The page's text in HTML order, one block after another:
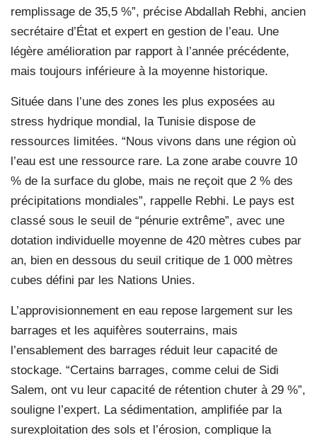
remplissage de 35,5 %”, précise Abdallah Rebhi, ancien
secrétaire d’État et expert en gestion de l’eau. Une
légère amélioration par rapport à l’année précédente,
mais toujours inférieure à la moyenne historique.
Située dans l’une des zones les plus exposées au
stress hydrique mondial, la Tunisie dispose de
ressources limitées. “Nous vivons dans une région où
l’eau est une ressource rare. La zone arabe couvre 10
% de la surface du globe, mais ne reçoit que 2 % des
précipitations mondiales”, rappelle Rebhi. Le pays est
classé sous le seuil de “pénurie extrême”, avec une
dotation individuelle moyenne de 420 mètres cubes par
an, bien en dessous du seuil critique de 1 000 mètres
cubes défini par les Nations Unies.
L’approvisionnement en eau repose largement sur les
barrages et les aquifères souterrains, mais
l’ensablement des barrages réduit leur capacité de
stockage. “Certains barrages, comme celui de Sidi
Salem, ont vu leur capacité de rétention chuter à 29 %”,
souligne l’expert. La sédimentation, amplifiée par la
surexploitation des sols et l’érosion, complique la